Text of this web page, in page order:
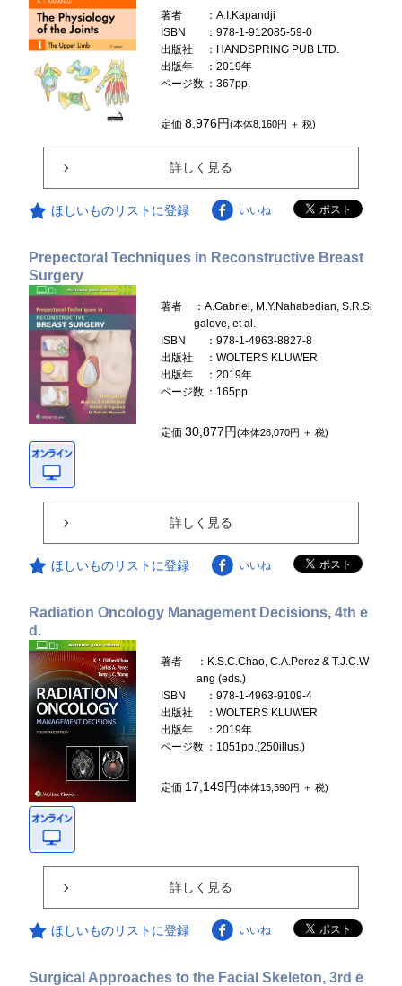
著者
：A.I.Kapandji
ISBN
：978-1-912085-59-0
出版社
：HANDSPRING PUB LTD.
出版年
：2019年
ページ数 ：367pp.
定価8,976円(本体8,160円 ＋ 税)
詳しく見る
ほしいものリストに登録 いいね
Prepectoral Techniques in Reconstructive Breast
Surgery
著者
：A.Gabriel, M.Y.Nahabedian, S.R.Si
galove, et al.
ISBN
：978-1-4963-8827-8
出版社
：WOLTERS KLUWER
出版年
：2019年
ページ数 ：165pp.
定価30,877円(本体28,070円 ＋ 税)
詳しく見る
ほしいものリストに登録 いいね
Radiation Oncology Management Decisions, 4th e
d.
著者
：K.S.C.Chao, C.A.Perez & T.J.C.W
ang (eds.)
ISBN
：978-1-4963-9109-4
出版社
：WOLTERS KLUWER
出版年
：2019年
ページ数 ：1051pp.(250illus.)
定価 17,149円(本体15,590円 ＋ 税)
詳しく見る
ほしいものリストに登録 いいね
Surgical Approaches to the Facial Skeleton, 3rd e